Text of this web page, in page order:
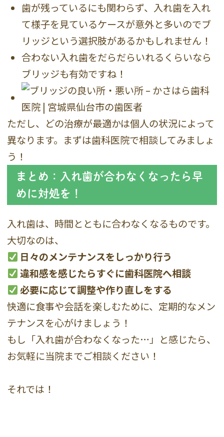
歯が残っているにも関わらず、入れ歯を入れ
て様子を見ているケースが意外と多いのでブ
リッジという選択肢があるかもしれません！
合わない入れ歯をだらだらいれるくらいなら
ブリッジも有効ですね！
ただし、どの治療が最適かは個人の状況によって
異なります。まずは歯科医院で相談してみましょ
う！
まとめ：入れ歯が合わなくなったら早
めに対処を！
入れ歯は、時間とともに合わなくなるものです。
大切なのは、
日々のメンテナンスをしっかり行う
違和感を感じたらすぐに歯科医院へ相談
必要に応じて調整や作り直しをする
快適に食事や会話を楽しむために、定期的なメン
テナンスを心がけましょう！
もし「入れ歯が合わなくなった…」と感じたら、
お気軽に当院までご相談ください！
それでは！